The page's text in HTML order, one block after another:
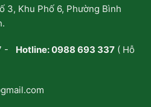
may
mua
Giải
Nhận
Trên
3, Khu Phố 6, Phường Bình
- Hotline:0988 693 337 ( Hỗ